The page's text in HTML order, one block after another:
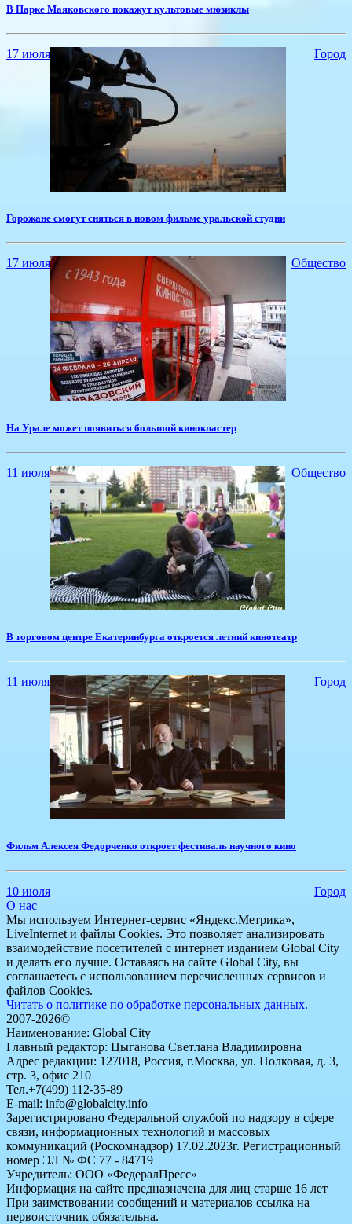
В Парке Маяковского покажут культовые мюзиклы
17 июля Город
Горожане смогут сняться в новом фильме уральской студии
17 июля Общество
На Урале может появиться большой кинокластер
11 июля Общество
В торговом центре Екатеринбурга откроется летний кинотеатр
11 июля Город
Фильм Алексея Федорченко откроет фестиваль научного кино
10 июля
Город
О нас
Мы используем Интернет-сервис «Яндекс.Метрика»,
LiveInternet и файлы Cookies. Это позволяет анализировать
взаимодействие посетителей с интернет изданием Global City
и делать его лучше. Оставаясь на сайте Global City, вы
соглашаетесь с использованием перечисленных сервисов и
файлов Cookies.
Читать о политике по обработке персональных данных.
2007-2026©
Наименование: Global City
Главный редактор: Цыганова Светлана Владимировна
Адрес редакции: 127018, Россия, г.Москва, ул. Полковая, д. 3,
стр. 3, офис 210
Тел.+7(499) 112-35-89
E-mail: info@globalcity.info
Зарегистрировано Федеральной службой по надзору в сфере
связи, информационных технологий и массовых
коммуникаций (Роскомнадзор) 17.02.2023г. Регистрационный
номер ЭЛ № ФС 77 - 84719
Учредитель: ООО «ФедералПресс»
Информация на сайте предназначена для лиц старше 16 лет
При заимствовании сообщений и материалов ссылка на
первоисточник обязательна.